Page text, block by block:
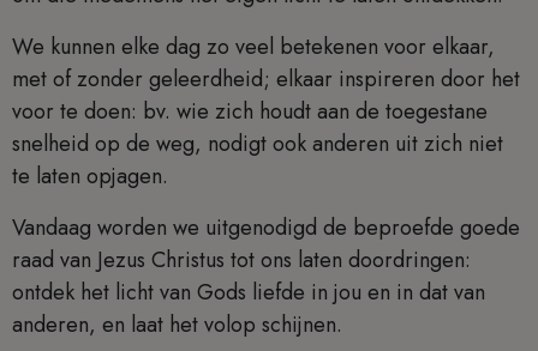
We kunnen elke dag zo veel betekenen voor elkaar,
met of zonder geleerdheid; elkaar inspireren door het
voor te doen: bv. wie zich houdt aan de toegestane
snelheid op de weg, nodigt ook anderen uit zich niet
te laten opjagen.
Vandaag worden we uitgenodigd de beproefde goede
raad van Jezus Christus tot ons laten doordringen:
ontdek het licht van Gods liefde in jou en in dat van
anderen, en laat het volop schijnen.